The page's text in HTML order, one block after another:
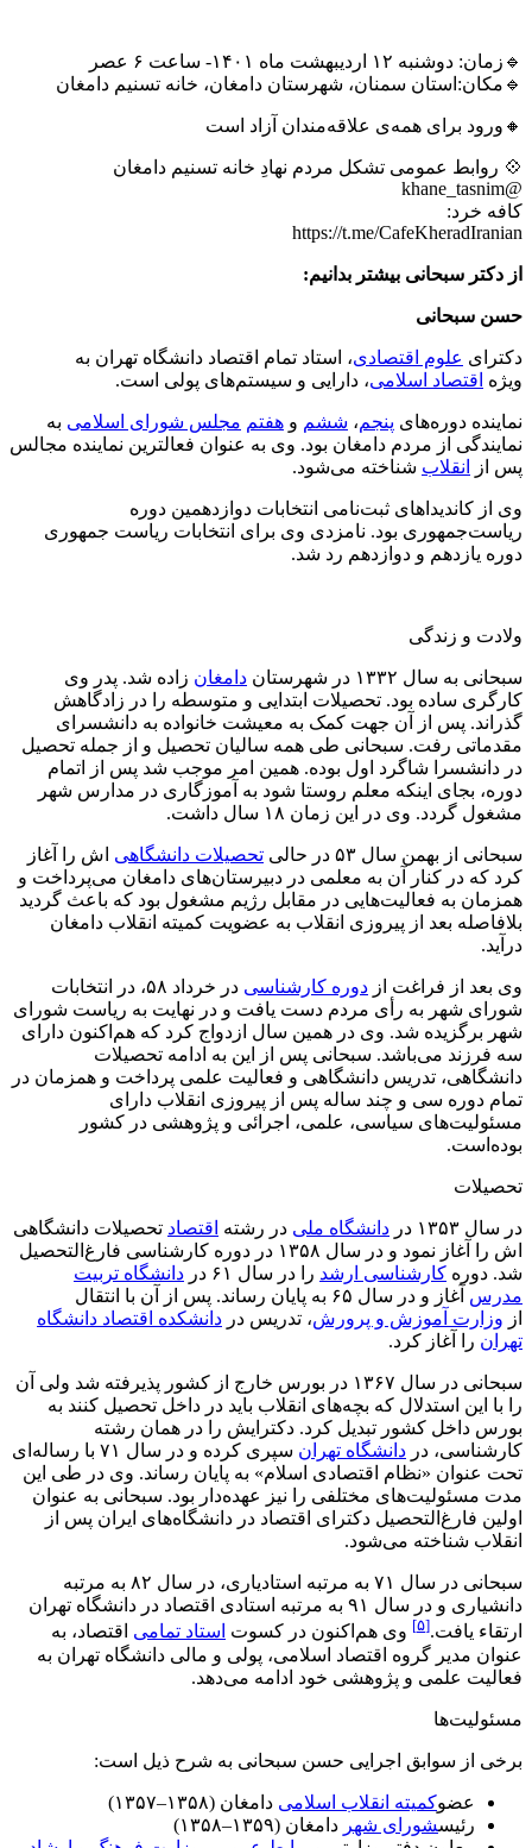
🔹زمان: دوشنبه ۱۲ اردیبهشت ماه ۱۴۰۱- ساعت ۶ عصر
🔹مکان:استان سمنان، شهرستان دامغان، خانه تسنیم دامغان
🔸ورود برای همه‌ی علاقه‌مندان آزاد است
💠 روابط عمومی تشکل مردم نهادِ خانه تسنیم دامغان
@khane_tasnim
کافه خرد:
https://t.me/CafeKheradIranian
از دکتر سبحانی بیشتر بدانیم:
حسن سبحانی
دکترای علوم اقتصادی، استاد تمام اقتصاد دانشگاه تهران به
ویژه اقتصاد اسلامی‌، دارایی و سیستم‌های پولی است.
نماینده دوره‌های پنجم، ششم و هفتم مجلس شورای اسلامی به
نمایندگی از مردم دامغان بود. وی به عنوان فعالترین نماینده مجالس
پس از
انقلاب شناخته می‌شود.
وی از کاندیداهای ثبت‌نامی انتخابات دوازدهمین دوره
ریاست‌جمهوری بود. نامزدی وی برای انتخابات ریاست جمهوری
دوره یازدهم و دوازدهم رد شد.
ولادت و زندگی
سبحانی به سال ۱۳۳۲ در شهرستان دامغان زاده شد. پدر وی
کارگری ساده بود. تحصیلات ابتدایی و متوسطه را در زادگاهش
گذراند. پس از آن جهت کمک به معیشت خانواده به دانشسرای
مقدماتی رفت. سبحانی طی همه سالیان تحصیل و از جمله تحصیل
در دانشسرا شاگرد اول بوده. همین امر موجب شد پس از اتمام
دوره، بجای اینکه معلم روستا شود به آموزگاری در مدارس شهر
مشغول گردد. وی در این زمان ۱۸ سال داشت.
سبحانی از بهمن سال ۵۳ در حالی تحصیلات دانشگاهی اش را آغاز
کرد که در کنار آن به معلمی در دبیرستان‌های دامغان می‌پرداخت و
همزمان به فعالیت‌هایی در مقابل رژیم مشغول بود که باعث گردید
بلافاصله بعد از پیروزی انقلاب به عضویت کمیته انقلاب دامغان
درآید.
وی بعد از فراغت از دوره کارشناسی
در خرداد ۵۸، در انتخابات
شورای شهر به رأی مردم دست یافت و در نهایت به ریاست شورای
شهر برگزیده شد. وی در همین سال ازدواج کرد که هم‌اکنون دارای
سه فرزند می‌باشد. سبحانی پس از این به ادامه تحصیلات
دانشگاهی، تدریس دانشگاهی و فعالیت علمی پرداخت و همزمان در
تمام دوره سی و چند ساله پس از پیروزی انقلاب دارای
مسئولیت‌های سیاسی، علمی، اجرائی و پژوهشی در کشور
بوده‌است.
تحصیلات
در سال ۱۳۵۳ در دانشگاه ملی در رشته اقتصاد تحصیلات دانشگاهی
اش را آغاز نمود و در سال ۱۳۵۸ در دوره کارشناسی فارغ‌التحصیل
شد. دوره کارشناسی ارشد را در سال ۶۱ در
دانشگاه تربیت
مدرس
آغاز و در سال ۶۵ به پایان رساند. پس از آن با انتقال
از وزارت آموزش و پرورش، تدریس در دانشکده اقتصاد دانشگاه
تهران را آغاز کرد.
سبحانی در سال ۱۳۶۷ در بورس خارج از کشور پذیرفته شد ولی آن
را با این استدلال که بچه‌های انقلاب باید در داخل تحصیل کنند به
بورس داخل کشور تبدیل کرد. دکترایش را در همان رشته
کارشناسی، در دانشگاه تهران
سپری کرده و در سال ۷۱ با رساله‌ای
تحت عنوان «نظام اقتصادی اسلام» به پایان رساند. وی در طی این
مدت مسئولیت‌های مختلفی را نیز عهده‌دار بود. سبحانی به عنوان
اولین فارغ‌التحصیل دکترای اقتصاد در دانشگاه‌های ایران پس از
انقلاب شناخته می‌شود.
سبحانی در سال ۷۱ به مرتبه استادیاری، در سال ۸۲ به مرتبه
دانشیاری و در سال ۹۱ به مرتبه استادی اقتصاد در دانشگاه تهران
ارتقاء یافت.[۵] وی هم‌اکنون در کسوت استاد تمامی اقتصاد، به
عنوان مدیر گروه اقتصاد اسلامی، پولی و مالی دانشگاه تهران به
فعالیت علمی و پژوهشی خود ادامه می‌دهد.
مسئولیت‌ها
برخی از سوابق اجرایی حسن سبحانی به شرح ذیل است:
عضوکمیته انقلاب اسلامی دامغان (۱۳۵۸–۱۳۵۷)
رئیسشورای شهر دامغان (۱۳۵۹–۱۳۵۸)